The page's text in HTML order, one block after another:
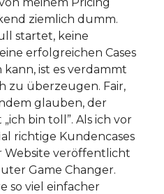
ziemlich dumm.
startet, keine
erfolgreichen Cases
ist es verdammt
zu überzeugen. Fair,
glauben, der
bin toll”. Als ich vor
richtige Kundencases
Website veröffentlicht
Game Changer.
so viel einfacher